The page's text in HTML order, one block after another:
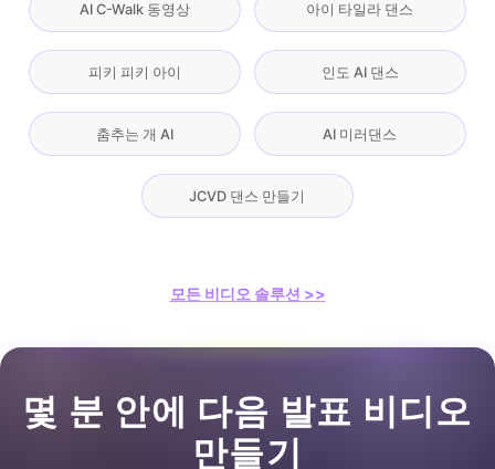
AI C-Walk 동영상 아이 타일라 댄스
피키 피키 아이 인도 AI 댄스
춤추는 개 AI AI 미러댄스
JCVD 댄스 만들기
모든 비디오 솔루션 >>
몇 분 안에 다음 발표 비디오
만들기